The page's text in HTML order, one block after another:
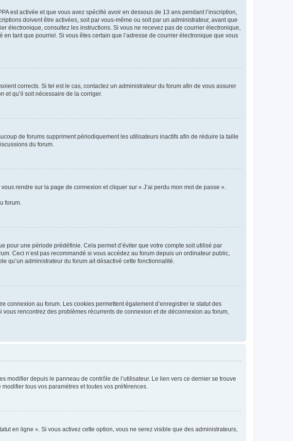
est activée et que vous avez spécifié avoir en dessous de 13 ans pendant l’inscription,
doivent être activées, soit par vous-même ou soit par un administrateur, avant que
électronique, consultez les instructions. Si vous ne recevez pas de courrier électronique,
tant que pourriel. Si vous êtes certain que l’adresse de courrier électronique que vous
corrects. Si tel est le cas, contactez un administrateur du forum afin de vous assurer
qu’il soit nécessaire de la corriger.
de forums suppriment périodiquement les utilisateurs inactifs afin de réduire la taille
du forum.
rendre sur la page de connexion et cliquer sur « J’ai perdu mon mot de passe ».
forum.
pour une période prédéfinie. Cela permet d’éviter que votre compte soit utilisé par
Ceci n’est pas recommandé si vous accédez au forum depuis un ordinateur public,
qu’un administrateur du forum ait désactivé cette fonctionnalité.
connexion au forum. Les cookies permettent également d’enregistrer le statut des
rencontrez des problèmes récurrents de connexion et de déconnexion au forum,
modifier depuis le panneau de contrôle de l’utilisateur. Le lien vers ce dernier se trouve
tous vos paramètres et toutes vos préférences.
en ligne ». Si vous activez cette option, vous ne serez visible que des administrateurs,